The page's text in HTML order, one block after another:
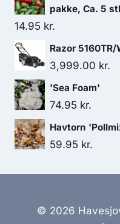
pakke, Ca. 5
14.95 kr.
Razor
3,999.00 kr.
'Sea Foam'
74.95 kr.
Havtorn
59.95 kr.
© 2026